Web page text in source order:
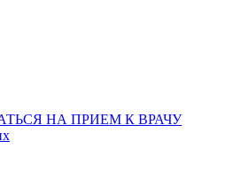
НА ПРИЕМ К ВРАЧУ